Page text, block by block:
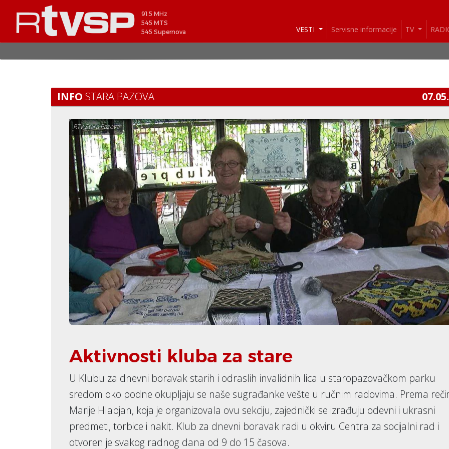
91.5 MHz
545 MTS
545 Supernova
VESTI Servisne informacije TV
INFO STARA PAZOVA
RTV Stara Pazova
Aktivnosti kluba za stare
U Klubu za dnevni boravak starih i odraslih invalidnih lica u staropazovačkom parku
sredom oko podne okupljaju se naše sugrađanke vešte u ručnim radovima. Prema
Marije Hlabjan, koja je organizovala ovu sekciju, zajednički se izrađuju odevni i ukrasni
predmeti, torbice i nakit. Klub za dnevni boravak radi u okviru Centra za socijalni rad i
otvoren je svakog radnog dana od 9 do 15 časova.